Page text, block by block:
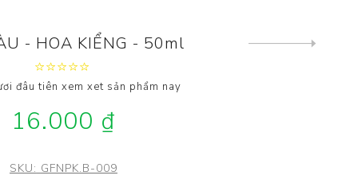
- HOA KIỂNG - 50ml
đâu tiên xem xet sản phẩm nay
16.000 ₫
SKU: GFNPK.B-009